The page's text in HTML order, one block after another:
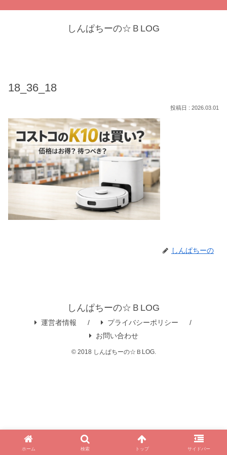
しんぱちーの☆ＢLOG
18_36_18
2026.03.01
しんぱちーの
しんぱちーの☆ＢLOG
運営者情報
プライバシーポリシー
お問い合わせ
© 2018 しんぱちーの☆ＢLOG.
ホーム 検索 トップ サイドバー